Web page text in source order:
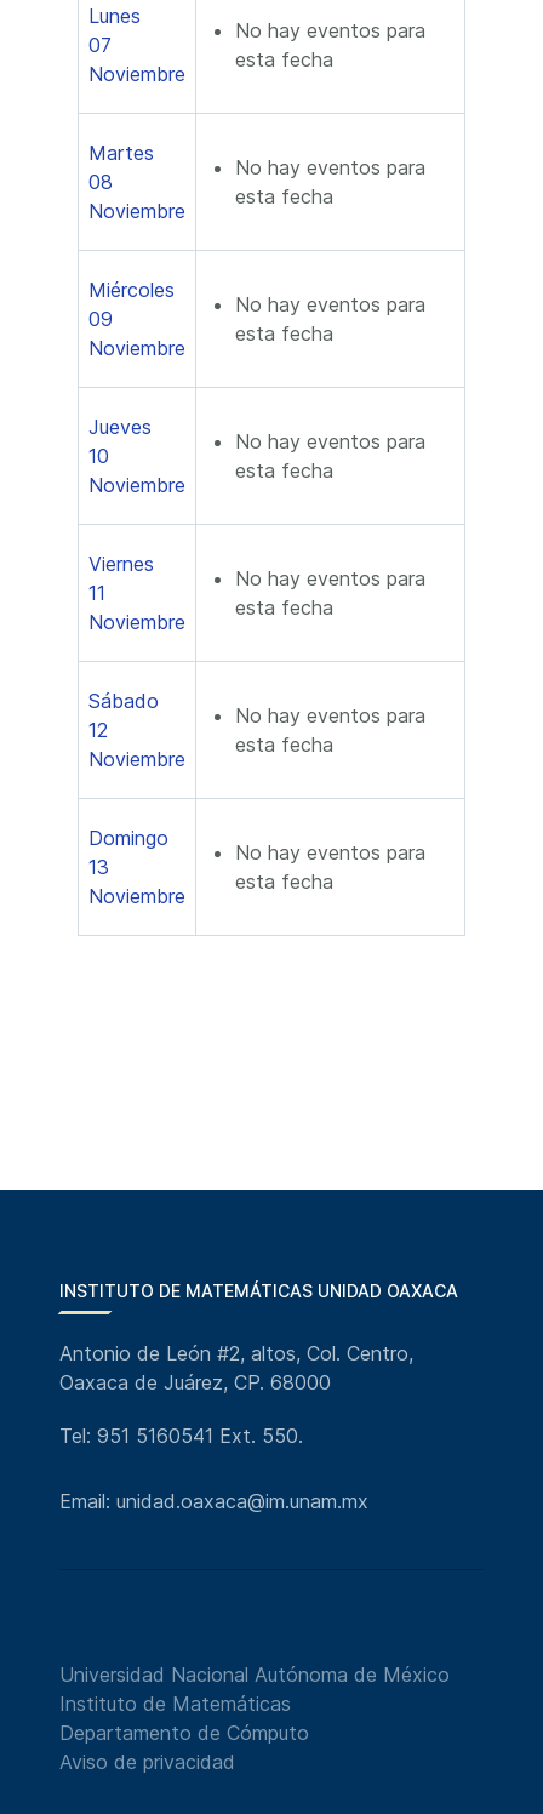
Lunes
07
Noviembre
No hay eventos para
esta fecha
Martes
08
Noviembre
No hay eventos para
esta fecha
Miércoles
09
Noviembre
No hay eventos para
esta fecha
Jueves
10
Noviembre
No hay eventos para
esta fecha
Viernes
11
Noviembre
No hay eventos para
esta fecha
Sábado
12
Noviembre
No hay eventos para
esta fecha
Domingo
13
Noviembre
No hay eventos para
esta fecha
INSTITUTO DE MATEMÁTICAS UNIDAD OAXACA
Antonio de León #2, altos, Col. Centro,
Oaxaca de Juárez, CP. 68000
Tel: 951 5160541 Ext. 550.
Email: unidad.oaxaca@im.unam.mx
Universidad Nacional Autónoma de México
Instituto de Matemáticas
Departamento de Cómputo
Aviso de privacidad